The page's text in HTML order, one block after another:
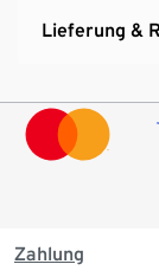
Lieferung &
Zahlung